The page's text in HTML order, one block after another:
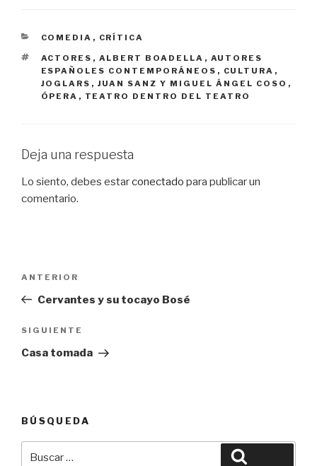
CATEGORÍAS
COMEDIA , CRÍTICA
ETIQUETAS
ACTORES , ALBERT BOADELLA , AUTORES
ESPAÑOLES CONTEMPORÁNEOS , CULTURA ,
JOGLARS , JUAN SANZ Y MIGUEL ÁNGEL COSO ,
ÓPERA , TEATRO DENTRO DEL TEATRO
Deja una respuesta
Lo siento, debes estarconectado para publicar un
comentario.
entradas
Entrada
anterior:
ANTERIOR
Cervantes y su tocayo Bosé
Siguiente
entrada
SIGUIENTE
Casa tomada
BÚSQUEDA